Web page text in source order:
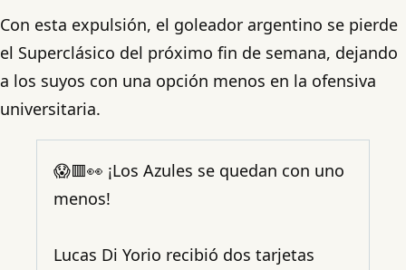
Con esta expulsión, el goleador argentino se pierde
el Superclásico del próximo fin de semana, dejando
a los suyos con una opción menos en la ofensiva
universitaria.
😱🟥👀 ¡Los Azules se quedan con uno
menos!
Lucas Di Yorio recibió dos tarjetas